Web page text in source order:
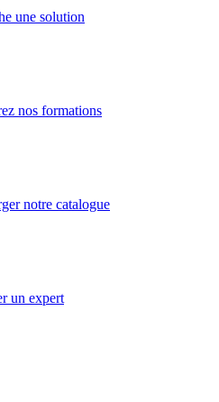
une solution
nos formations
notre catalogue
un expert